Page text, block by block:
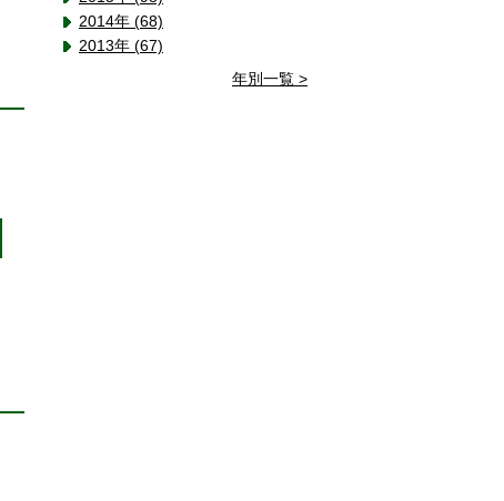
2014年 (68)
2013年 (67)
年別一覧 >